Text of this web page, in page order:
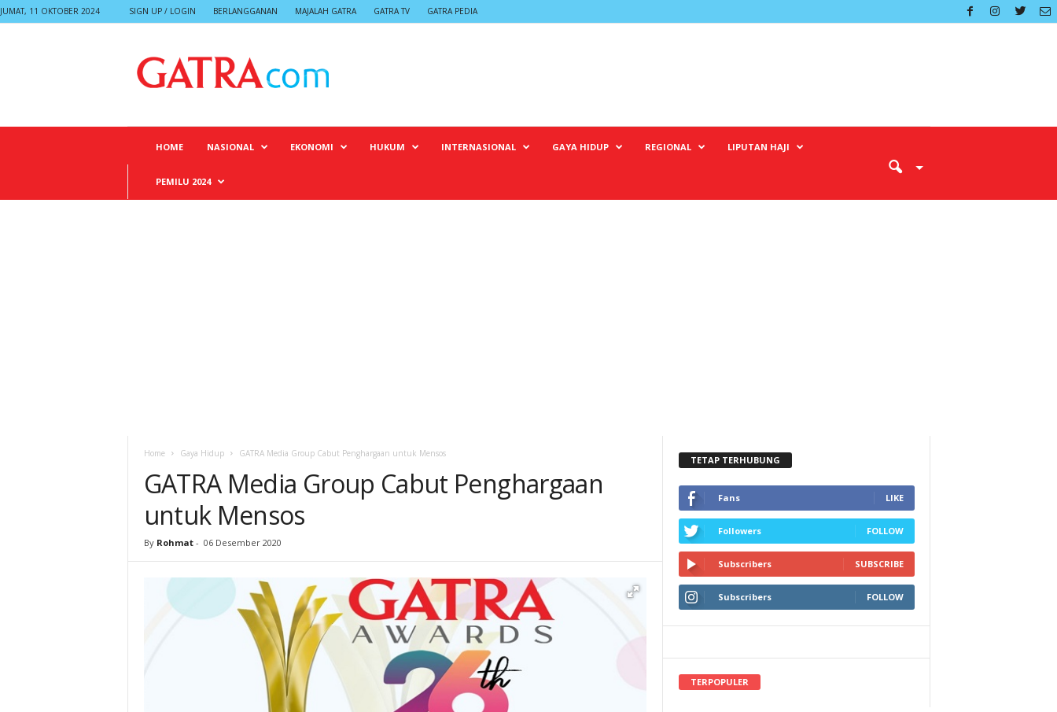
JUMAT, 11 OKTOBER 2024 SIGN UP / LOGIN BERLANGGANAN MAJALAH GATRA GATRA TV GATRA PEDIA
HOME NASIONAL EKONOMI HUKUM INTERNASIONAL GAYA HIDUP REGIONAL LIPUTAN HAJI
PEMILU 2024
Home Gaya Hidup GATRA Media Group Cabut Penghargaan untuk Mensos
GATRA Media Group Cabut Penghargaan
untuk Mensos
By Rohmat - 06 Desember 2020
TETAP TERHUBUNG
Fans LIKE
Followers FOLLOW
Subscribers SUBSCRIBE
Subscribers FOLLOW